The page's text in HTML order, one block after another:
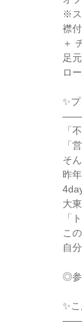
※ス
襟
＋
足
ロ
✨
「
「
そ
昨
大
「
こ
自
◎参
✨